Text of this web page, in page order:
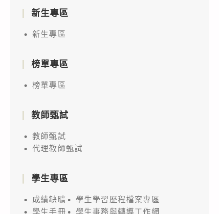
新生專區
新生專區
榜單專區
榜單專區
教師甄試
教師甄試
代理教師甄試
學生專區
成績缺曠
學生學習歷程檔案專區
學生手冊
學生事務與轉導工作網